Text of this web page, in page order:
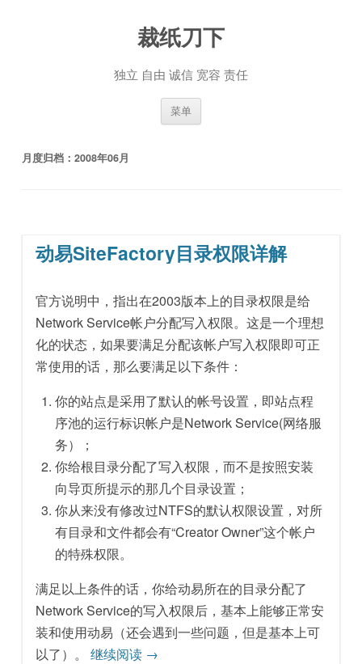
裁纸刀下
独立 自由 诚信 宽容 责任
菜单
月度归档：2008年06月
动易SiteFactory目录权限详解
官方说明中，指出在2003版本上的目录权限是给
Network Service帐户分配写入权限。这是一个理想
化的状态，如果要满足分配该帐户写入权限即可正
常使用的话，那么要满足以下条件：
你的站点是采用了默认的帐号设置，即站点程
序池的运行标识帐户是Network Service(网络服
务）；
你给根目录分配了写入权限，而不是按照安装
向导页所提示的那几个目录设置；
你从来没有修改过NTFS的默认权限设置，对所
有目录和文件都会有“Creator Owner”这个帐户
的特殊权限。
满足以上条件的话，你给动易所在的目录分配了
Network Service的写入权限后，基本上能够正常安
装和使用动易（还会遇到一些问题，但是基本上可
以了）。继续阅读 →